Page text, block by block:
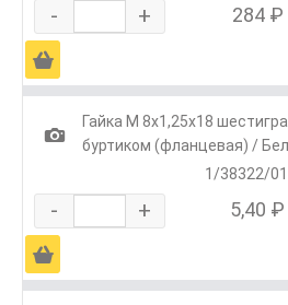
- + 284 ₽
Ä
1
Гайка М 8х1,25х18
буртиком (фланцевая) /
1/38322/01
- + 5,40 ₽
Ä